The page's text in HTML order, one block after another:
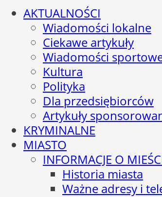
AKTUALNOŚCI
Wiadomości lokalne
Ciekawe artykuły
Wiadomości
Kultura
Polityka
Dla przedsiębiorców
Artykuły
KRYMINALNE
MIASTO
INFORMACJE O
Historia miasta
Ważne adresy i